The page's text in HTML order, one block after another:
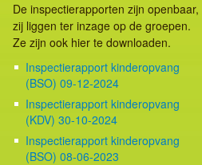
De inspectie­rapporten zijn openbaar,
zij liggen ter inzage op de groepen.
Ze zijn ook hier te downloaden.
Inspectierapport kinderopvang
(BSO) 09-12-2024
Inspectierapport kinderopvang
(KDV) 30-10-2024
Inspectierapport kinderopvang
(BSO) 08-06-2023